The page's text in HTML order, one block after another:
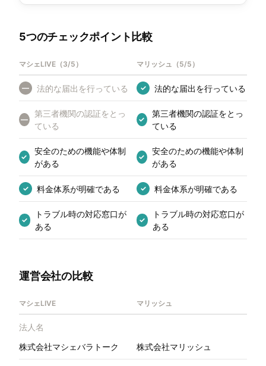
5つのチェックポイント比較
マシェLIVE （3/5 ） マリッシュ （5/5 ）
— 法的な届出を行っている ✓ 法的な届出を行っている
—
第三者機関の認証をとっ
ている
✓
第三者機関の認証をとっ
ている
✓
安全のための機能や体制
がある
✓
安全のための機能や体制
がある
✓ 料金体系が明確である ✓ 料金体系が明確である
✓
トラブル時の対応窓口が
ある
✓
トラブル時の対応窓口が
ある
運営会社の比較
マシェLIVE マリッシュ
法人名
株式会社マシェバラトーク
株式会社マリッシュ